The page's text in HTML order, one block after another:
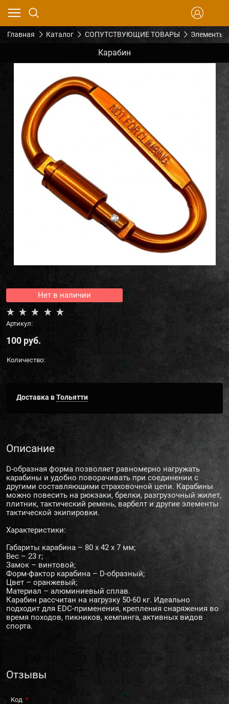
Главная Каталог СОПУТСТВУЮЩИЕ ТОВАРЫ Элементы
Карабин
Нет в наличии
Артикул:
100 руб.
Количество:
Доставка вТольятти
Описание
D-образная форма позволяет равномерно нагружать
карабины и удобно поворачивать при соединении с
другими составляющими страховочной цепи. Карабины
можно повесить на рюкзаки, брелки, разгрузочный жилет,
плитник, тактический ремень, варбелт и другие элементы
тактической экипировки.
Характеристики:
Габариты карабина – 80 х 42 х 7 мм;
Вес – 23 г;
Замок – винтовой;
Форм-фактор карабина – D-образный;
Цвет – оранжевый;
Материал – алюминиевый сплав.
Карабин рассчитан на нагрузку 50-60 кг. Идеально
подходит для EDC-применения, крепления снаряжения во
время походов, пикников, кемпинга, активных видов
спорта.
Отзывы
Код